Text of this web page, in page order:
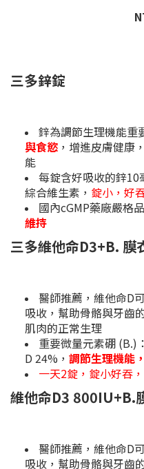
三多鋅錠
鋅為調節生理機能重
與食慾 ，增進皮膚健康
能
每錠含好吸收的鋅10
綜合維生素， 錠小，好
國內cGMP藥廠嚴格
維持
三多維他命D3+B. 膜
醫師推薦，維他命D
吸收，幫助骨骼與牙齒
肌肉的正常生理
重要微量元素硼 (B.)
D 24%， 調節生理機能，
一天2錠，錠小好吞
維他命D3 800IU+B.
醫師推薦，維他命D
吸收，幫助骨骼與牙齒